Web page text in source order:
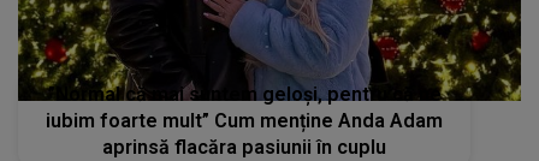
”Normal că mai suntem geloşi, pentru că ne
iubim foarte mult” Cum menține Anda Adam
aprinsă flacăra pasiunii în cuplu